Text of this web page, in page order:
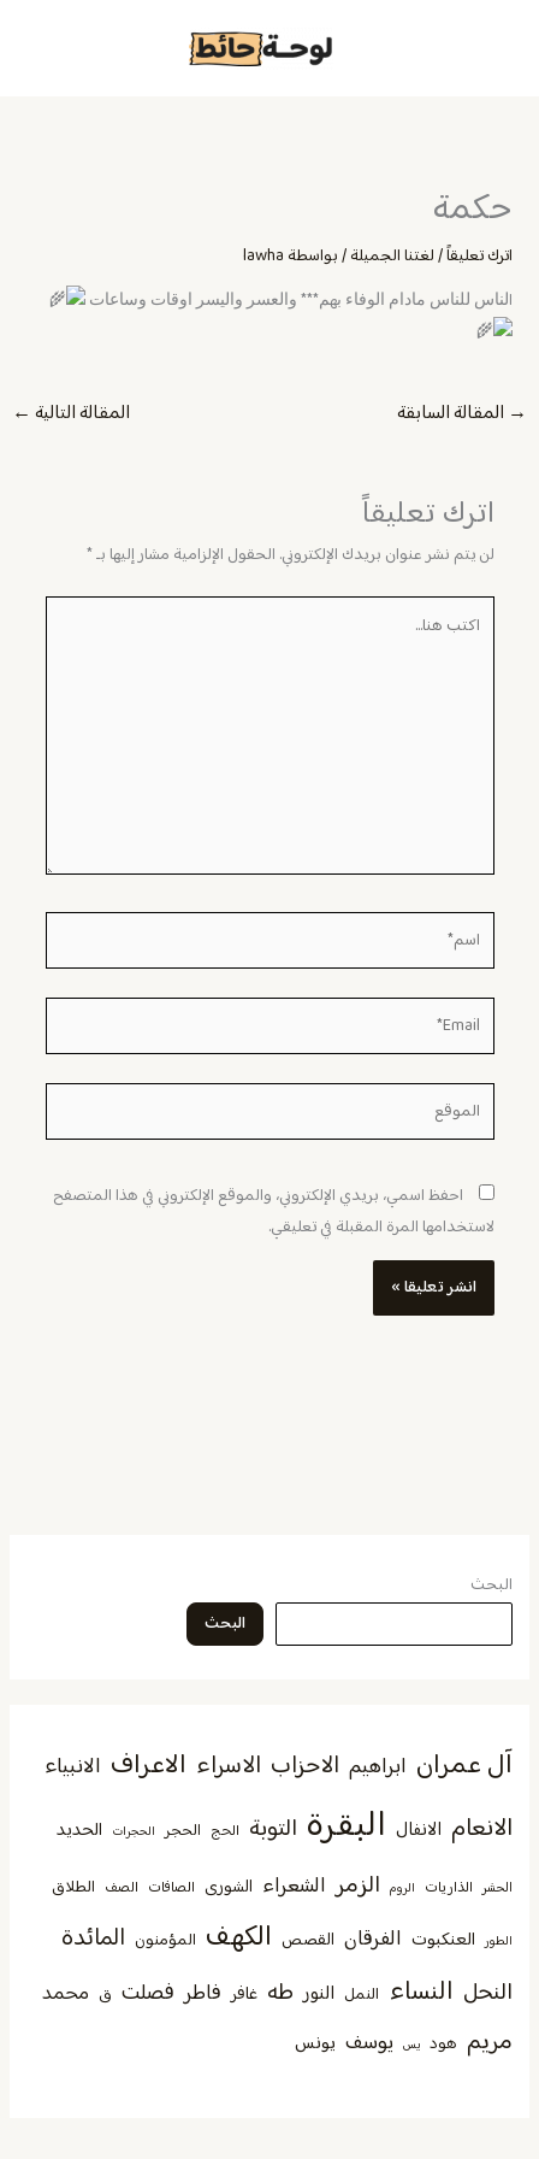
حكمة
اترك تعليقاً/لغتنا الجميلة/ بواسطة lawha
اﻟﻨﺎﺱ ﻟﻠﻨﺎﺱ ﻣﺎﺩﺍﻡ ﺍﻟﻮﻓﺎﺀ ﺑﻬﻢ*** ﻭﺍﻟﻌﺴﺮ ﻭﺍﻟﻴﺴﺮ ﺍﻭﻗﺎﺕ ﻭﺳﺎﻋﺎﺕ
→ المقالة السابقة المقالة التالية ←
اترك تعليقاً
لن يتم نشر عنوان بريدك الإلكتروني. الحقول الإلزامية مشار إليها بـ*
اسم*
Email*
الموقع
احفظ اسمي، بريدي الإلكتروني، والموقع الإلكتروني في هذا المتصفح
لاستخدامها المرة المقبلة في تعليقي.
البحث
البحث
آل عمران ابراهيم الاحزاب الاسراء الاعراف الانبياء
الانعام الانفال البقرة التوبة الحج الحجر الحجرات الحديد
الحشر الذاريات الروم الزمر الشعراء الشورى الصافات الصف الطلاق
الطور العنكبوت الفرقان القصص الكهف المؤمنون المائدة
النحل النساء النمل النور طه غافر فاطر فصلت ق محمد
مريم هود يس يوسف يونس